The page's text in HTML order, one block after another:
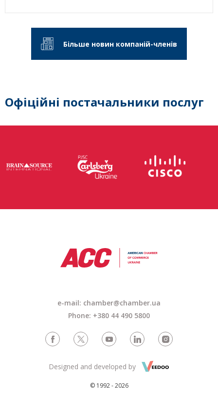
Більше новин компаній-членів
Офіційні постачальники послуг
e-mail: chamber@chamber.ua
Phone: +380 44 490 5800
© 1992 - 2026
Designed and developed by